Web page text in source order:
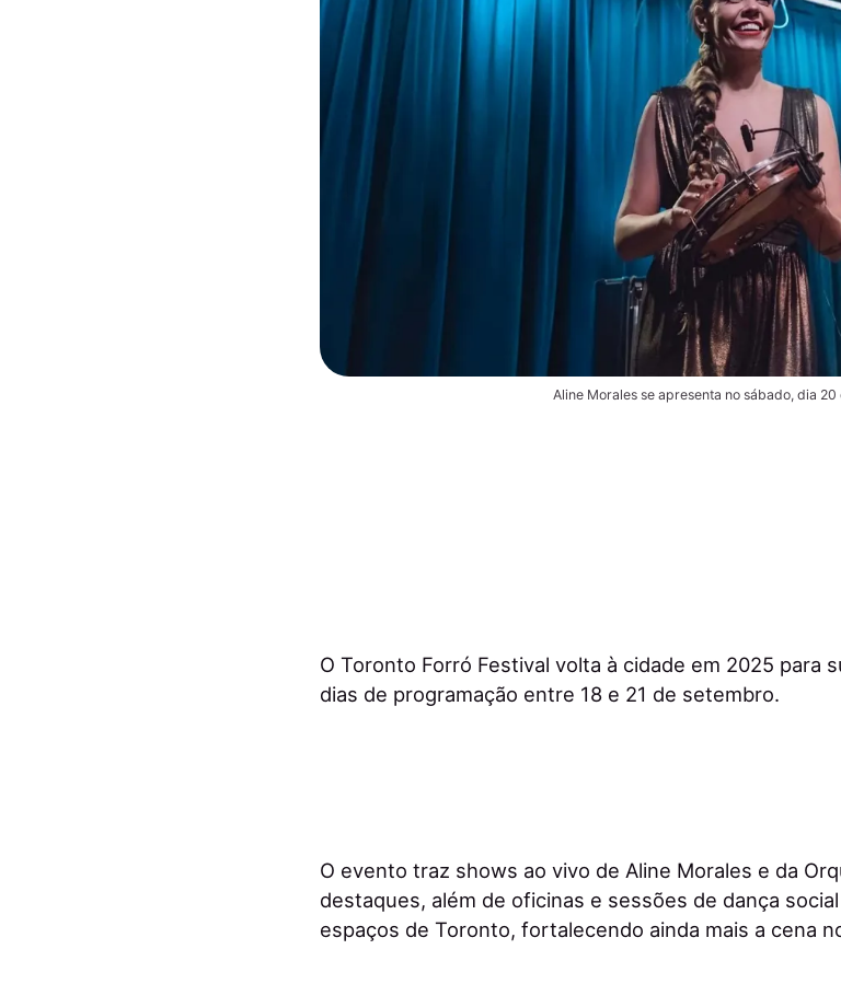
Aline Morales se apresenta no sábado, dia
O Toronto Forró Festival volta à cidade em 2025 para
dias de programação entre 18 e 21 de setembro.
O evento traz shows ao vivo de Aline Morales e da
destaques, além de oficinas e sessões de dança
espaços de Toronto, fortalecendo ainda mais a cena